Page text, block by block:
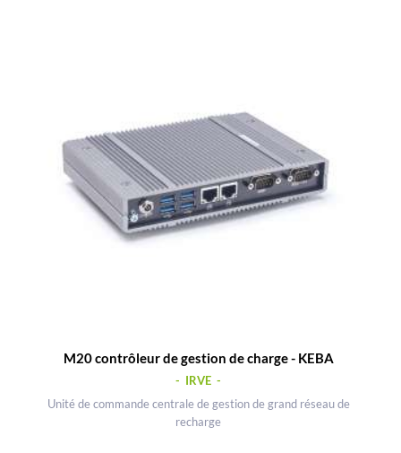
M20 contrôleur de gestion de charge - KEBA
- IRVE -
Unité de commande centrale de gestion de grand réseau de
recharge